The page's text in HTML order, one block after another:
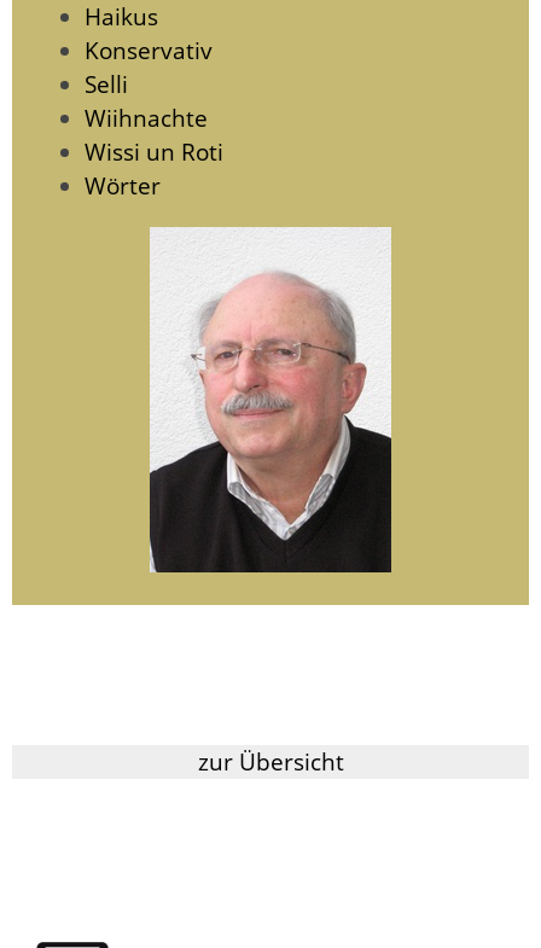
Haikus
Konservativ
Selli
Wiihnachte
Wissi un Roti
Wörter
zur Übersicht